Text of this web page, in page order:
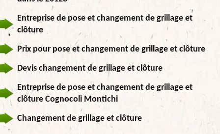
Entreprise de pose et changement de grillage et
clôture
Prix pour pose et changement de grillage et clôture
Devis changement de grillage et clôture
Entreprise de pose et changement de grillage et
clôture Cognocoli Montichi
Changement de grillage et clôture